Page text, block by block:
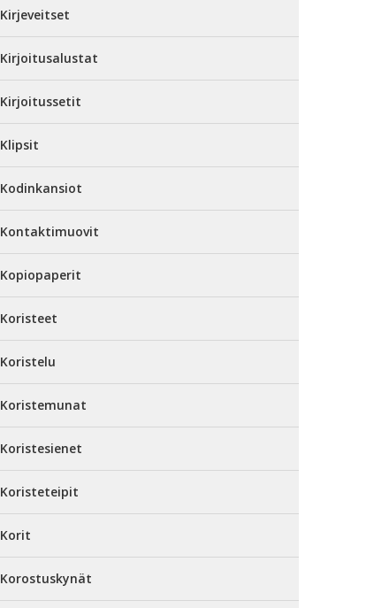
Kirjeveitset
Kirjoitusalustat
Kirjoitussetit
Klipsit
Kodinkansiot
Kontaktimuovit
Kopiopaperit
Koristeet
Koristelu
Koristemunat
Koristesienet
Koristeteipit
Korit
Korostuskynät